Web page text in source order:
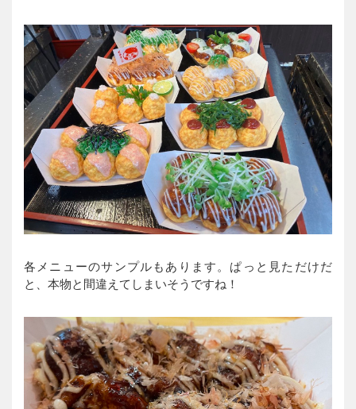
各メニューのサンプルもあります。ぱっと見ただけだ
と、本物と間違えてしまいそうですね！